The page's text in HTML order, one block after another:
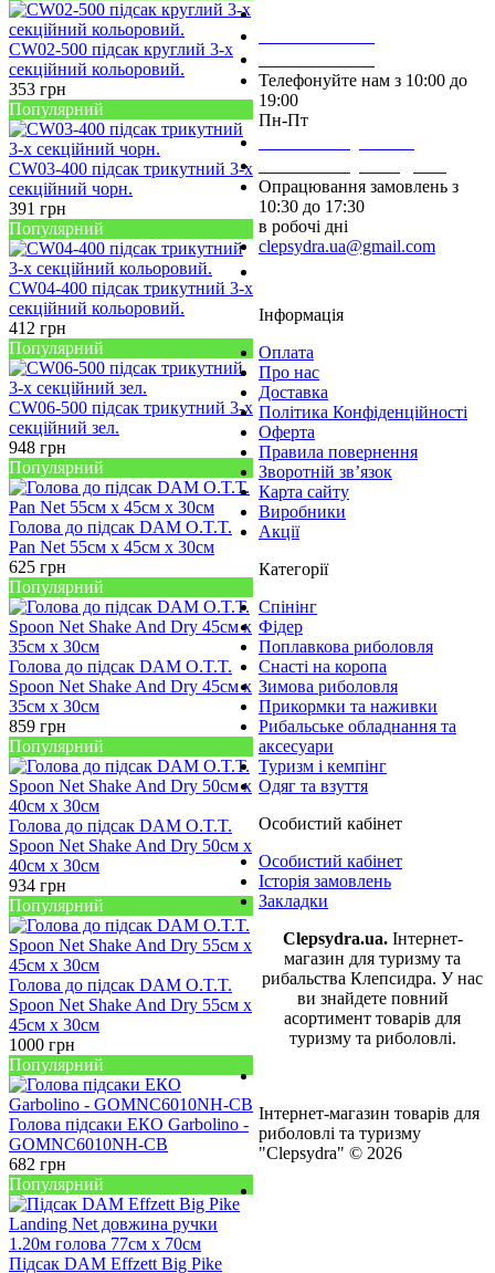
CW02-500 підсак круглий 3-х
секційний кольоровий.
353 грн
Популярний
CW03-400 підсак трикутний 3-х
секційний чорн.
391 грн
Популярний
CW04-400 підсак трикутний 3-х
секційний кольоровий.
412 грн
Популярний
CW06-500 підсак трикутний 3-х
секційний зел.
948 грн
Популярний
Голова до підсак DAM O.T.T.
Pan Net 55см х 45см х 30см
625 грн
Популярний
Голова до підсак DAM O.T.T.
Spoon Net Shake And Dry 45см х
35см х 30см
859 грн
Популярний
Голова до підсак DAM O.T.T.
Spoon Net Shake And Dry 50см х
40см х 30см
934 грн
Популярний
Голова до підсак DAM O.T.T.
Spoon Net Shake And Dry 55см х
45см х 30см
1000 грн
Популярний
Голова підсаки ЕКО Garbolino -
GOMNC6010NH-CB
682 грн
Популярний
Підсак DAM Effzett Big Pike
Телефонуйте нам з 10:00 до
19:00
Пн-Пт
Опрацювання замовлень з
10:30 до 17:30
в робочі дні
clepsydra.ua@gmail.com
Інформація
Оплата
Про нас
Доставка
Політика Конфіденційності
Оферта
Правила повернення
Зворотній зв’язок
Карта сайту
Виробники
Акції
Категорії
Спінінг
Фідер
Поплавкова риболовля
Снасті на коропа
Зимова риболовля
Прикормки та наживки
Рибальське обладнання та
аксесуари
Туризм і кемпінг
Одяг та взуття
Особистий кабінет
Особистий кабінет
Історія замовлень
Закладки
Clepsydra.ua. Інтернет-
магазин для туризму та
рибальства Клепсидра. У нас
ви знайдете повний
асортимент товарів для
туризму та риболовлі.
Інтернет-магазин товарів для
риболовлі та туризму
"Clepsydra" © 2026